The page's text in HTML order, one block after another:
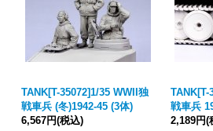
TANK[T-35072]1/35 WWII独
戦車兵 (冬)1942-45 (3体)
6,567円(税込)
TANK[T-
戦車兵
2,189円(